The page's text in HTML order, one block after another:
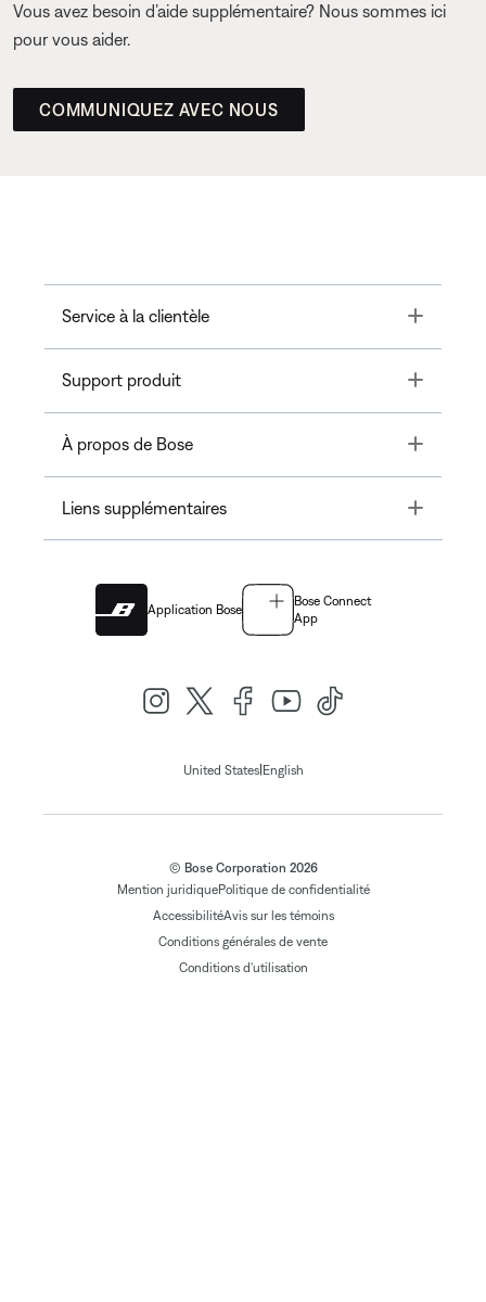
Vous avez besoin d’aide supplémentaire? Nous sommes ici
pour vous aider.
COMMUNIQUEZ AVEC NOUS
Service à la clientèle Toggle
Support produit Toggle
À propos de Bose Toggle
Liens supplémentaires Toggle
Application Bose
Bose Connect
App
United States| English
© Bose Corporation 2026
Mention juridiquePolitique de confidentialité
AccessibilitéAvis sur les témoins
Conditions générales de vente
Conditions d'utilisation